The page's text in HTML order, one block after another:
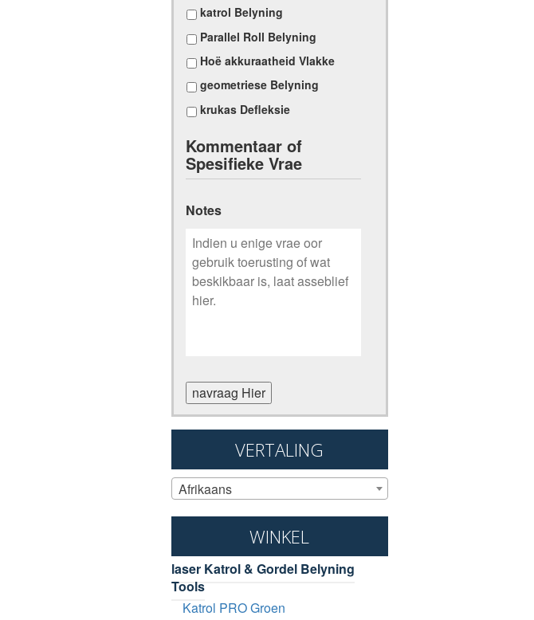
katrol Belyning
Parallel Roll Belyning
Hoë akkuraatheid Vlakke
geometriese Belyning
krukas Defleksie
Kommentaar of
Spesifieke Vrae
Notes
navraag Hier
VERTALING
Afrikaans
WINKEL
laser Katrol & Gordel Belyning
Tools
Katrol PRO Groen